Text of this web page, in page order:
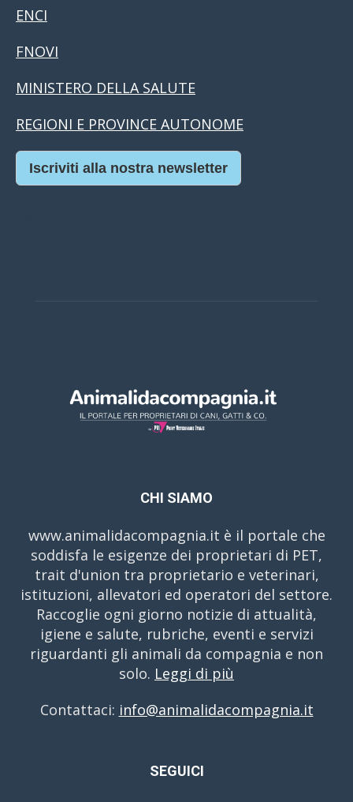
ENCI
FNOVI
MINISTERO DELLA SALUTE
REGIONI E PROVINCE AUTONOME
Iscriviti alla nostra newsletter
CHI SIAMO
www.animalidacompagnia.it è il portale che
soddisfa le esigenze dei proprietari di PET,
trait d'union tra proprietario e veterinari,
istituzioni, allevatori ed operatori del settore.
Raccoglie ogni giorno notizie di attualità,
igiene e salute, rubriche, eventi e servizi
riguardanti gli animali da compagnia e non
solo. Leggi di più
Contattaci: info@animalidacompagnia.it
SEGUICI